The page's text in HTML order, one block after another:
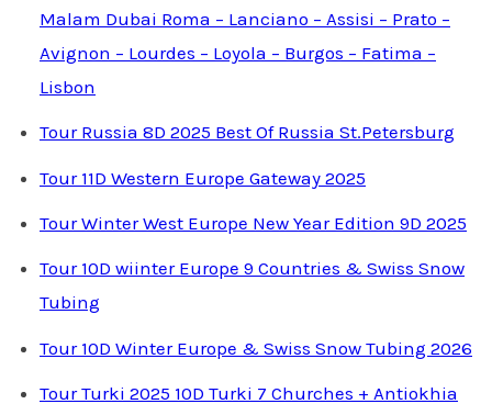
Malam Dubai Roma – Lanciano – Assisi – Prato –
Avignon – Lourdes – Loyola – Burgos – Fatima –
Lisbon
Tour Russia 8D 2025 Best Of Russia St.Petersburg
Tour 11D Western Europe Gateway 2025
Tour Winter West Europe New Year Edition 9D 2025
Tour 10D wiinter Europe 9 Countries & Swiss Snow
Tubing
Tour 10D Winter Europe & Swiss Snow Tubing 2026
Tour Turki 2025 10D Turki 7 Churches + Antiokhia